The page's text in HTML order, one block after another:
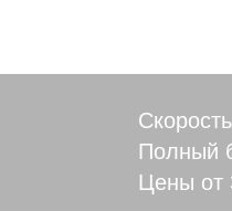
Полный
Цены от